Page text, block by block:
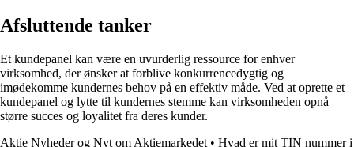
Afsluttende tanker
Et kundepanel kan være en uvurderlig ressource for enhver
virksomhed, der ønsker at forblive konkurrencedygtig og
imødekomme kundernes behov på en effektiv måde. Ved at oprette et
kundepanel og lytte til kundernes stemme kan virksomheden opnå
større succes og loyalitet fra deres kunder.
Aktie Nyheder og Nyt om Aktiemarkedet • Hvad er mit TIN nummer i